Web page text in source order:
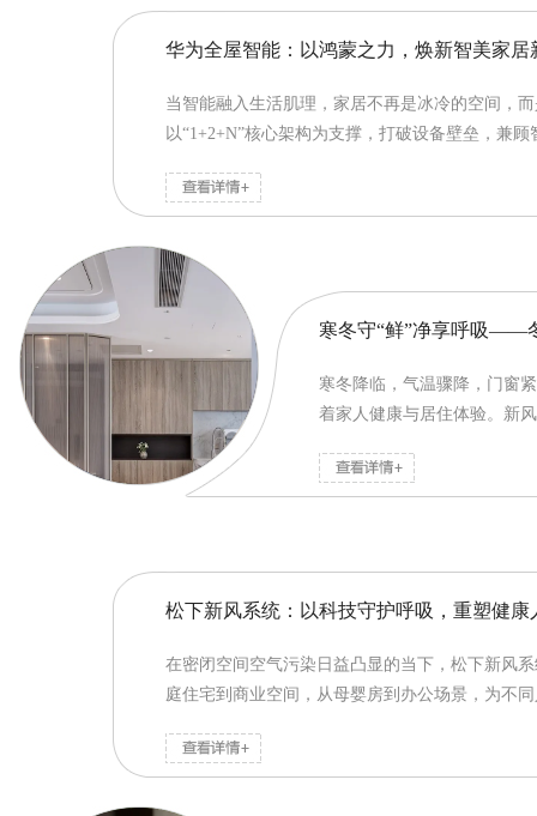
华为全屋智能：以鸿蒙之力，焕新智美家居
当智能融入生活肌理，家居不再是冰冷的空间，
以“1+2+N”核心架构为支撑，打破设备壁垒，兼
寒冬守“鲜”净享呼吸——
寒冬降临，气温骤降，门窗
着家人健康与居住体验。新
松下新风系统：以科技守护呼吸，重塑健康
在密闭空间空气污染日益凸显的当下，松下新风
庭住宅到商业空间，从母婴房到办公场景，为不